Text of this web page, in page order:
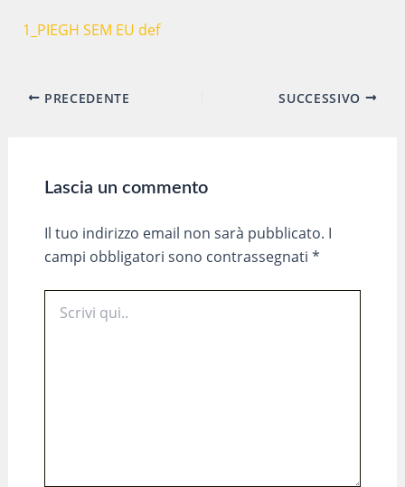
1_PIEGH SEM EU def
Navigazione
PRECEDENTE SUCCESSIVO
Lascia un commento
Il tuo indirizzo email non sarà pubblicato. I
campi obbligatori sono contrassegnati *
qui..